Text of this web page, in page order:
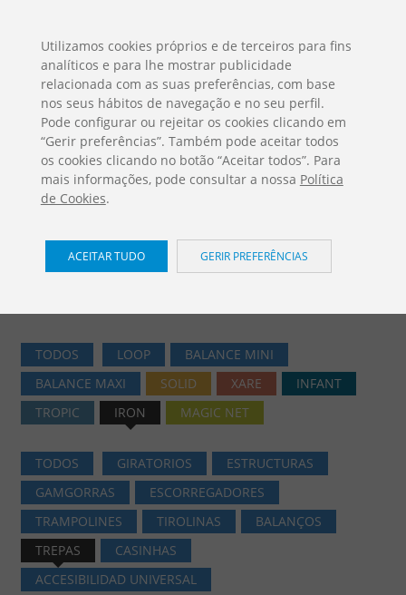
DESCARGAS
Catálogos Jolas
Jogos Infantis / Iron
TODOS LOOP
BALANCE MINI
BALANCE MAXI
SOLID XARE
INFANT
TROPIC
IRON MAGIC NET
TODOS GIRATORIOS
ESTRUCTURAS
GAMGORRAS
ESCORREGADORES
TRAMPOLINES
TIROLINAS
BALANÇOS
TREPAS
CASINHAS
ACCESIBILIDAD UNIVERSAL
Utilizamos cookies próprios e de terceiros para fins
analíticos e para lhe mostrar publicidade
relacionada com as suas preferências, com base
nos seus hábitos de navegação e no seu perfil.
Pode configurar ou rejeitar os cookies clicando em
“Gerir preferências”. Também pode aceitar todos
os cookies clicando no botão “Aceitar todos”. Para
mais informações, pode consultar a nossa Política
de Cookies.
ACEITAR TUDO GERIR PREFERÊNCIAS